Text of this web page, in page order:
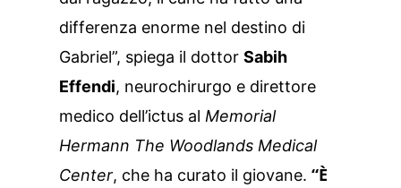
differenza enorme nel destino di
Gabriel”, spiega il dottorSabih
Effendi, neurochirurgo e direttore
medico dell’ictus al Memorial
Hermann The Woodlands Medical
Center, che ha curato il giovane.“È